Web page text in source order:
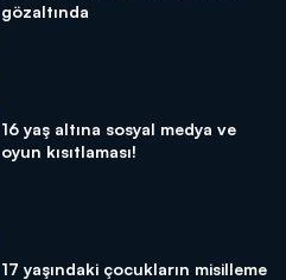
gözaltında
16 yaş altına sosyal medya ve
oyun kısıtlaması!
17 yaşındaki çocukların misilleme